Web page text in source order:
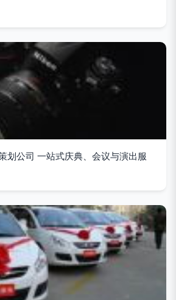
划公司 一站式庆典、会议与演出服